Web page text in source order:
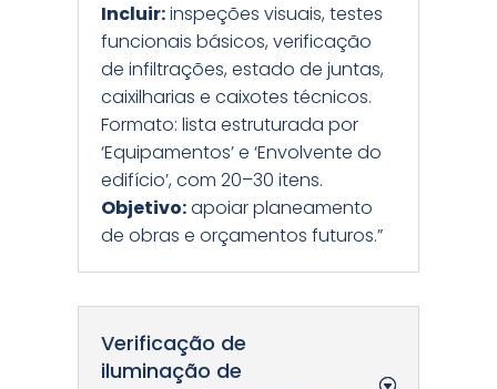
Incluir:inspeções visuais, testes
funcionais básicos, verificação
de infiltrações, estado de juntas,
caixilharias e caixotes técnicos.
Formato: lista estruturada por
‘Equipamentos’ e ‘Envolvente do
edifício’, com 20–30 itens.
Objetivo:apoiar planeamento
de obras e orçamentos futuros.”
Verificação de
iluminação de